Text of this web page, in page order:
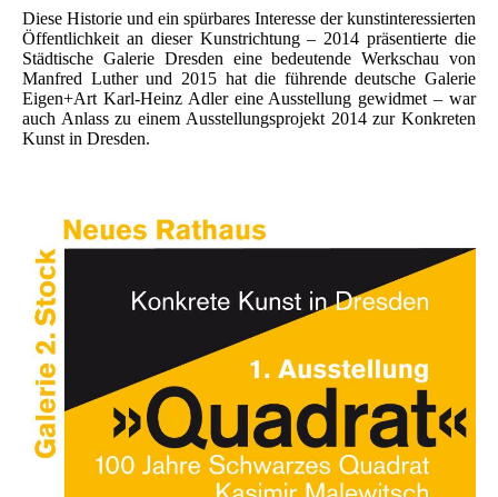
Diese Historie und ein spürbares Interesse der kunstinteressierten
Öffentlichkeit an dieser Kunstrichtung – 2014 präsentierte die
Städtische Galerie Dresden eine bedeutende Werkschau von
Manfred Luther und 2015 hat die führende deutsche Galerie
Eigen+Art Karl-Heinz Adler eine Ausstellung gewidmet – war
auch Anlass zu einem Ausstellungsprojekt 2014 zur Konkreten
Kunst in Dresden.